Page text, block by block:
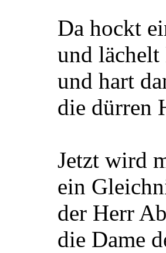
Da hockt
und
und hart
die dürren
Jetzt wird
ein
der Herr
die Dame